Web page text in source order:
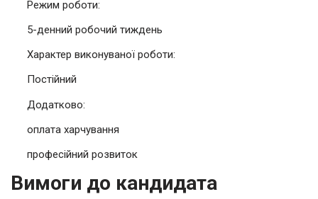
Режим роботи:
5-денний робочий тиждень
Характер виконуваної роботи:
Постійний
Додатково:
оплата харчування
професійний розвиток
Вимоги до кандидата